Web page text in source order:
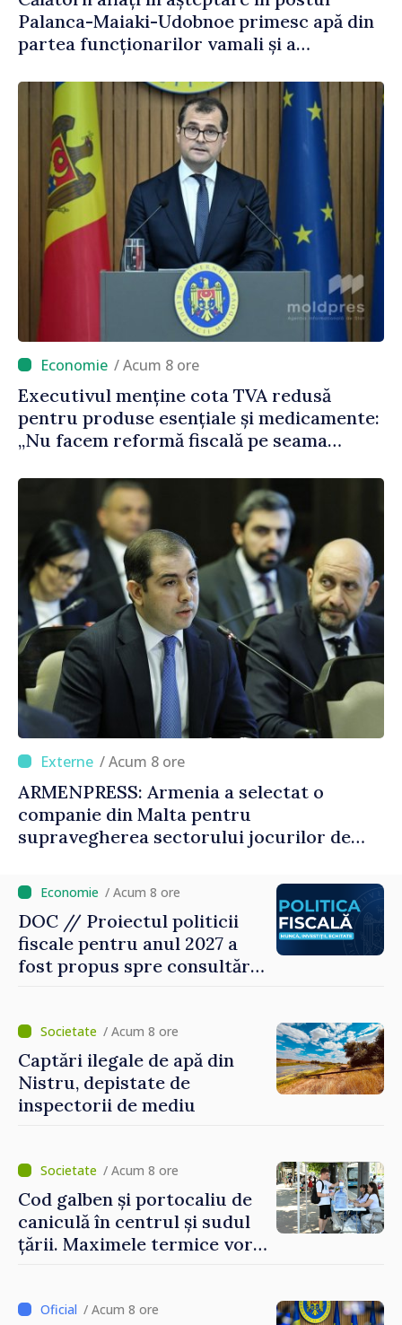
Palanca-Maiaki-Udobnoe primesc apă din
partea funcționarilor vamali și a
/ Acum 8 ore
Executivul menține cota TVA redusă
pentru produse esențiale și medicamente:
„Nu facem reformă fiscală pe seama
/ Acum 8 ore
ARMENPRESS: Armenia a selectat o
companie din Malta pentru
supravegherea sectorului jocurilor de
/ Acum 8 ore
DOC // Proiectul politicii
fiscale pentru anul 2027 a
fost propus spre consultări
/ Acum 8 ore
Captări ilegale de apă din
Nistru, depistate de
inspectorii de mediu
/ Acum 8 ore
Cod galben și portocaliu de
caniculă în centrul și sudul
țării. Maximele termice vor
/ Acum 8 ore